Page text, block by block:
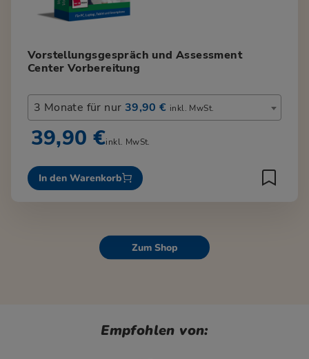
Vorstellungsgespräch und Assessment
Center Vorbereitung
3 Monate für nur 39,90 € inkl. MwSt.
39,90 €inkl. MwSt.
In den Warenkorb
Zum Shop
Empfohlen von: